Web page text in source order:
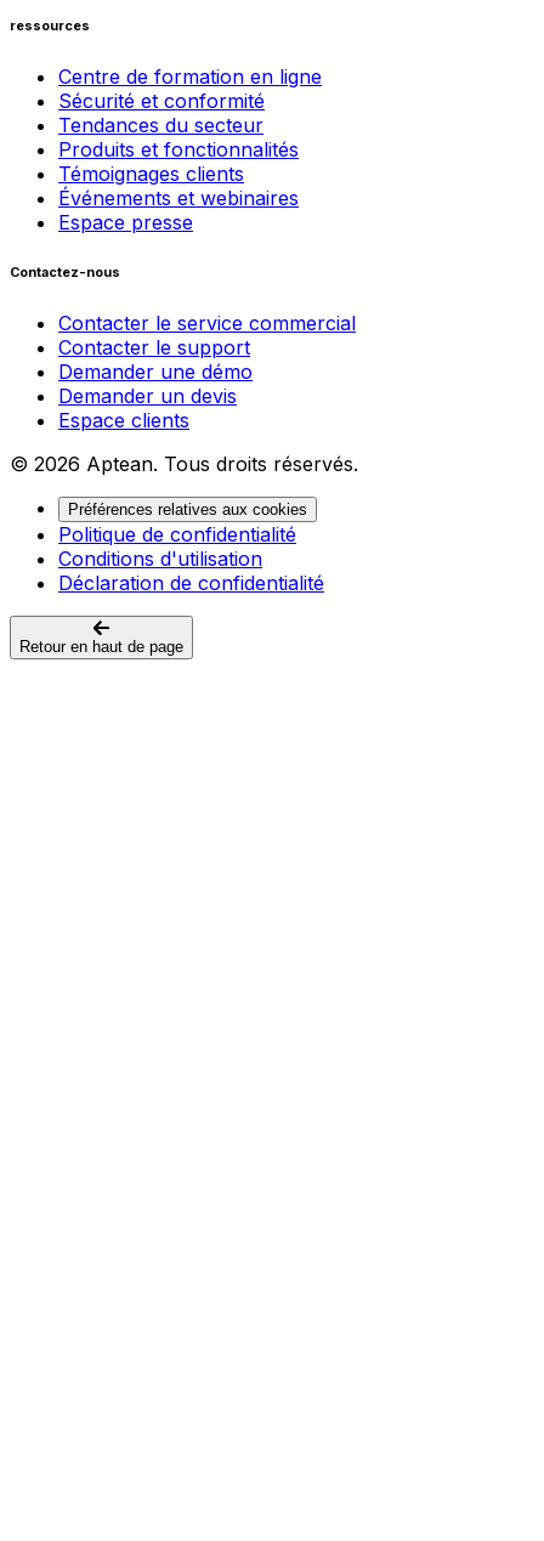
ressources
Centre de formation en ligne
Sécurité et conformité
Tendances du secteur
Produits et fonctionnalités
Témoignages clients
Événements et webinaires
Espace presse
Contactez-nous
Contacter le service commercial
Contacter le support
Demander une démo
Demander un devis
Espace clients
© 2026 Aptean. Tous droits réservés.
Préférences relatives aux cookies
Politique de confidentialité
Conditions d'utilisation
Déclaration de confidentialité
Retour en haut de page